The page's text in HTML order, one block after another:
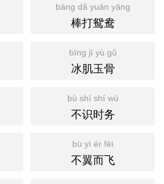
bàng dǎ yuān yāng
棒打鸳鸯
bīng jī yù gǔ
冰肌玉骨
bù shí shí wù
不识时务
bù yì ér fēi
不翼而飞